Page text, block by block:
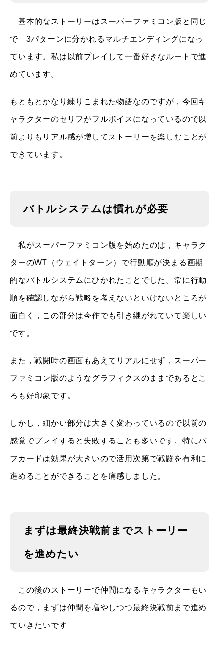
基本的なストーリーはスーパーファミコン版と同じ
で，3パターンに分かれるマルチエンディングになっ
ています。私は以前プレイして一番好きなルートで進
めています。
もともとかなり練りこまれた物語なのですが，今回キ
ャラクターのセリフがフルボイスになっているので以
前よりもリアル感が増してストーリーを楽しむことが
できています。
バトルシステムは慣れが必要
私がスーパーファミコン版を始めたのは，キャラク
ターのWT（ウェイトターン）で行動順が決まる画期
的なバトルシステムにひかれたことでした。常に行動
順を確認しながら戦略を考えないといけないところが
面白く，この部分は今作でも引き継がれていて楽しい
です。
また，戦闘時の画面もあえてリアルにせず，スーパー
ファミコン版のようなグラフィクスのままであるとこ
ろも好印象です。
しかし，細かい部分は大きく変わっているので以前の
感覚でプレイすると失敗することも多いです。特にバ
フカードは効果が大きいので活用次第で戦闘を有利に
進めることができることを痛感しました。
まずは最終決戦前までストーリー
を進めたい
この後のストーリーで仲間になるキャラクターもい
るので，まずは仲間を増やしつつ最終決戦前まで進め
ていきたいです